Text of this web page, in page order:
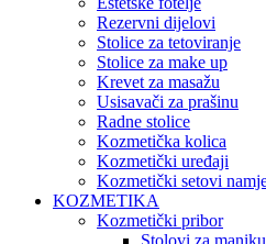
Rezervni dijelovi
Stolice za tetoviranje
Stolice za make up
Krevet za masažu
Usisavači za prašinu
Radne stolice
Kozmetička kolica
Kozmetički uređaji
Kozmetički setovi
KOZMETIKA
Kozmetički pribor